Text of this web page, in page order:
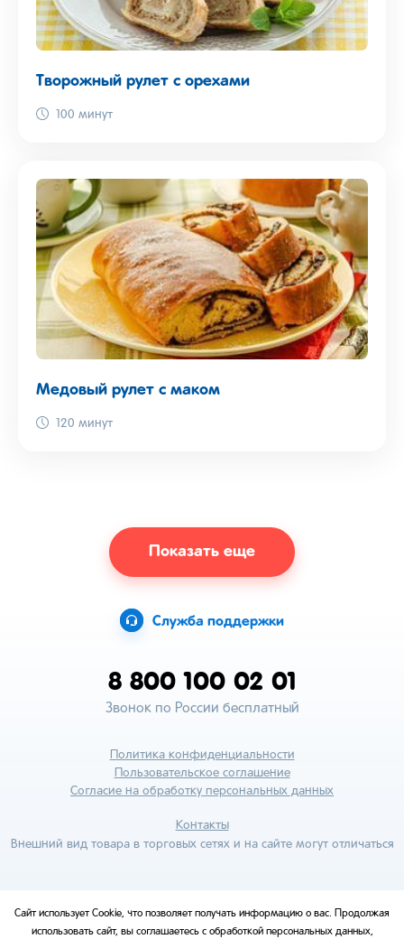
Творожный рулет с орехами
100 минут
Медовый рулет с маком
120 минут
Показать еще
Служба поддержки
8 800 100 02 01
Звонок по России бесплатный
Политика конфиденциальности
Пользовательское соглашение
Согласие на обработку персональных данных
Контакты
Внешний вид товара в торговых сетях и на сайте могут отличаться
Сайт использует Cookie, что позволяет получать информацию о вас. Продолжая
использовать сайт, вы соглашаетесь с обработкой персональных данных,